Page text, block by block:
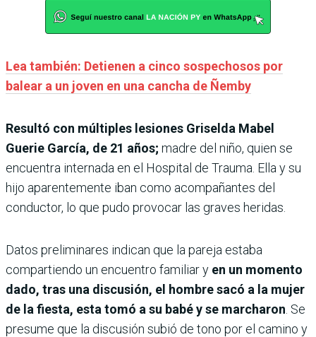
Lea también: Detienen a cinco sospechosos por
balear a un joven en una cancha de Ñemby
Resultó con múltiples lesiones Griselda Mabel
Guerie García, de 21 años; madre del niño, quien se
encuentra internada en el Hospital de Trauma. Ella y su
hijo aparentemente iban como acompañantes del
conductor, lo que pudo provocar las graves heridas.
Datos preliminares indican que la pareja estaba
compartiendo un encuentro familiar y en un momento
dado, tras una discusión, el hombre sacó a la mujer
de la fiesta, esta tomó a su babé y se marcharon . Se
presume que la discusión subió de tono por el camino y